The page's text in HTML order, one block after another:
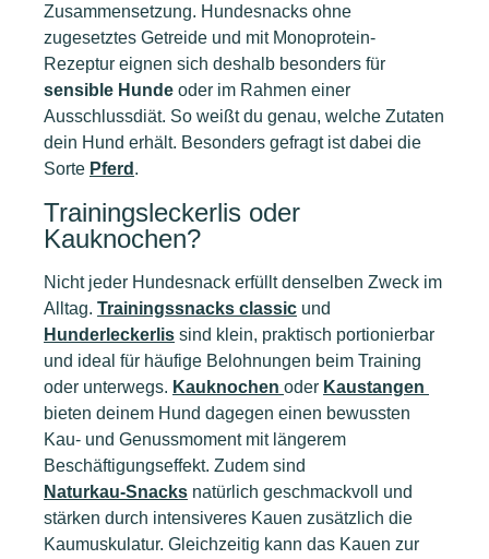
Zusammensetzung. Hundesnacks ohne
zugesetztes Getreide und mit Monoprotein-
Rezeptur eignen sich deshalb besonders für
sensible Hunde oder im Rahmen einer
Ausschlussdiät. So weißt du genau, welche Zutaten
dein Hund erhält. Besonders gefragt ist dabei die
Sorte Pferd .
Trainingsleckerlis oder
Kauknochen?
Nicht jeder Hundesnack erfüllt denselben Zweck im
Alltag. Trainingssnacks classic und
Hunderleckerlis sind klein, praktisch portionierbar
und ideal für häufige Belohnungen beim Training
oder unterwegs. Kauknochen oder Kaustangen
bieten deinem Hund dagegen einen bewussten
Kau- und Genussmoment mit längerem
Beschäftigungseffekt. Zudem sind
Naturkau-Snacks natürlich geschmackvoll und
stärken durch intensiveres Kauen zusätzlich die
Kaumuskulatur. Gleichzeitig kann das Kauen zur